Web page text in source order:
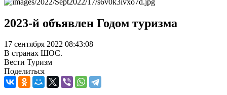
2023-й объявлен Годом туризма
17 сентября 2022 08:43:08
В странах ШОС.
Вести Туризм
Поделиться